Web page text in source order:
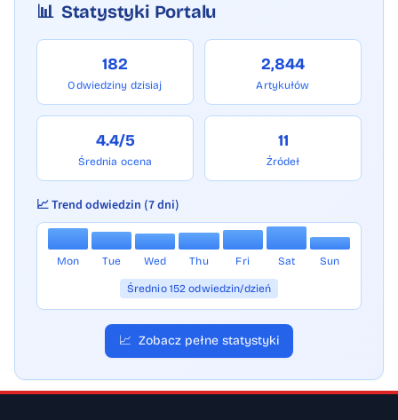
📊 Statystyki Portalu
182
Odwiedziny dzisiaj
2,844
Artykułów
4.4/5
Średnia ocena
11
Źródeł
📈 Trend odwiedzin (7 dni)
Mon Tue Wed Thu Fri Sat Sun
Średnio 152 odwiedzin/dzień
📈 Zobacz pełne statystyki